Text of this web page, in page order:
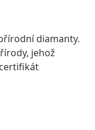
diamanty.
jehož